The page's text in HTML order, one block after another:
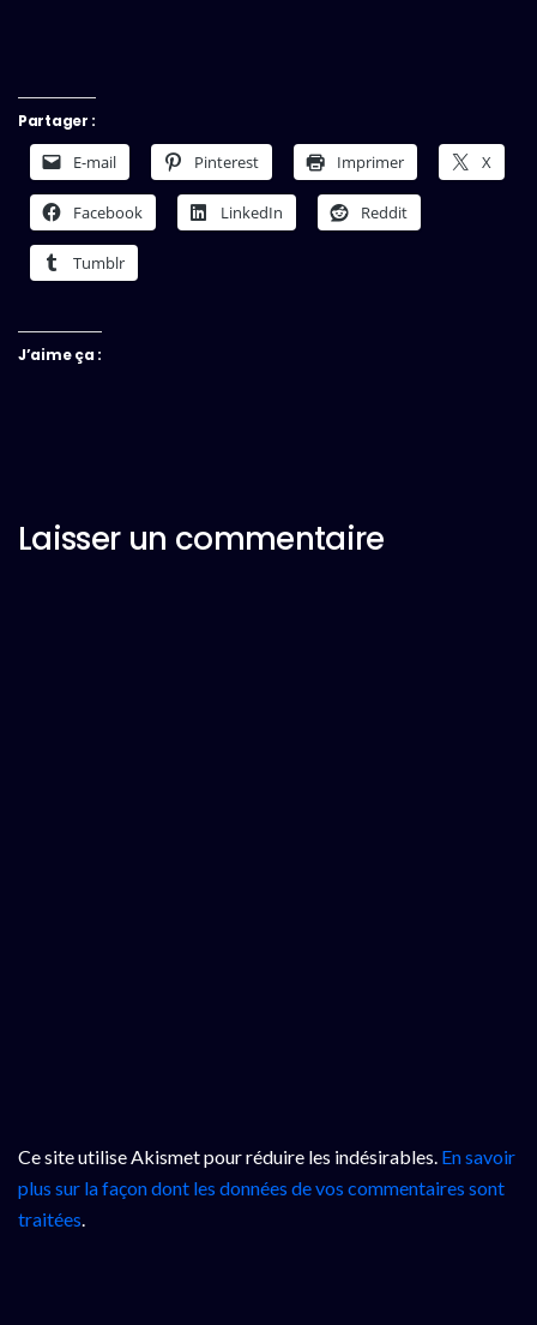
Partager :
E-mail Pinterest Imprimer X
Facebook LinkedIn Reddit
Tumblr
J’aime ça :
Laisser un commentaire
Ce site utilise Akismet pour réduire les indésirables. En savoir
plus sur la façon dont les données de vos commentaires sont
traitées.